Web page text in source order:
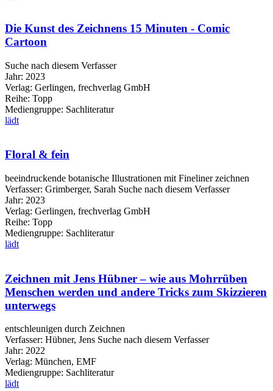
Die Kunst des Zeichnens 15 Minuten - Comic
Cartoon
Suche nach diesem Verfasser
Jahr: 2023
Verlag: Gerlingen, frechverlag GmbH
Reihe: Topp
Mediengruppe: Sachliteratur
lädt
Floral & fein
beeindruckende botanische Illustrationen mit Fineliner zeichnen
Verfasser: Grimberger, Sarah Suche nach diesem Verfasser
Jahr: 2023
Verlag: Gerlingen, frechverlag GmbH
Reihe: Topp
Mediengruppe: Sachliteratur
lädt
Zeichnen mit Jens Hübner – wie aus Mohrrüben
Menschen werden und andere Tricks zum Skizzieren
unterwegs
entschleunigen durch Zeichnen
Verfasser: Hübner, Jens Suche nach diesem Verfasser
Jahr: 2022
Verlag: München, EMF
Mediengruppe: Sachliteratur
lädt